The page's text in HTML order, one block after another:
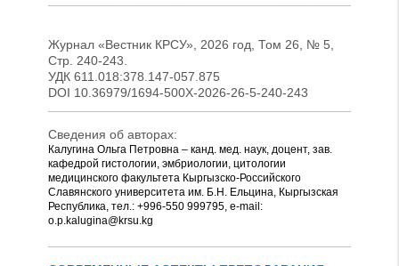
Журнал «Вестник КРСУ», 2026 год, Том 26, № 5,
Стр. 240-243.
УДК 611.018:378.147-057.875
DOI 10.36979/1694-500Х-2026-26-5-240-243
Сведения об авторах:
Калугина Ольга Петровна – канд. мед. наук, доцент, зав.
кафедрой гистологии, эмбриологии, цитологии
медицинского факультета Кыргызско-Российского
Славянского университета им. Б.Н. Ельцина, Кыргызская
Республика, тел.: +996-550 999795, e-mail:
o.p.kalugina@krsu.kg